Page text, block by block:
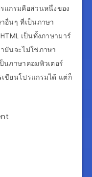
แกรมคือส่วนหนึ่งของ
อื่นๆ ที่เป็นภาษา
เป็นทั้งภาษามาร์
มันจะไม่ใช่ภาษา
นภาษาคอมพิวเตอร์
ขียนโปรแกรมได้ แต่ก็